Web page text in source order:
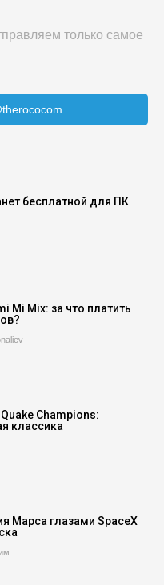
только самое
бесплатной для ПК
Mi Mix: за что платить
Champions:
классика
Марса глазами SpaceX